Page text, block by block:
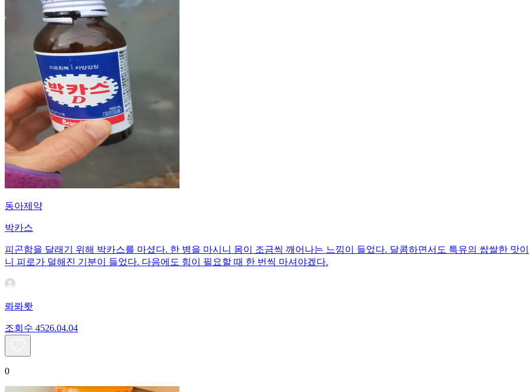
동아제약
박카스
피곤함을 달래기 위해 박카스를 마셨다. 한 병을 마시니 몸이 조금씩 깨어나는 느낌이 들었다. 달콤하면서도 특유의 쌉쌀한 맛
니 피로가 덜해진 기분이 들었다. 다음에도 힘이 필요할 때 한 번씩 마셔야겠다.
롸롸뢋
조회수 4526.04.04
0